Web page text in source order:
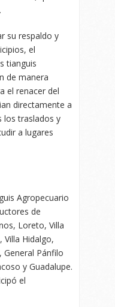
su respaldo y
el
tianguis
de manera
el renacer del
directamente a
los traslados y
a lugares
Agropecuario
de
Loreto, Villa
Villa Hidalgo,
General Pánfilo
y Guadalupe.
el